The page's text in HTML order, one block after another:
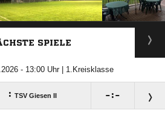
ANZEIGE
SPIELE
- 13:00 Uhr | 1.Kreisklasse
: TSV Giesen II :